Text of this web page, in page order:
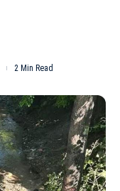
2 Min Read